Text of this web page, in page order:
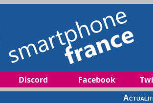
Discord Facebook